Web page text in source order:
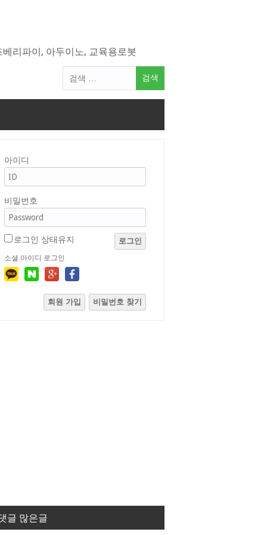
리파이, 아두이노, 교육용로봇
색
아이디
비밀번호
로그인 상태유지 로그인
소셜 아이디 로그인
회원 가입 비밀번호 찾기
글 많은글